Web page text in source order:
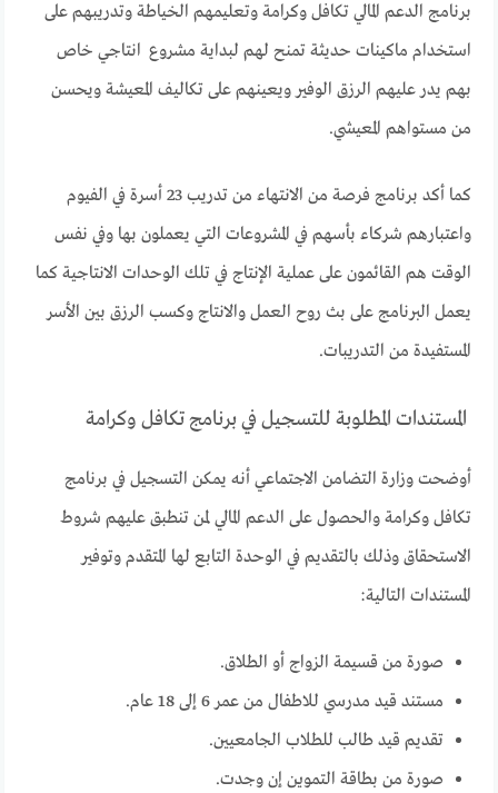
برنامج الدعم المالي تكافل وكرامة وتعليمهم الخياطة وتدريبهم على
استخدام ماكينات حديثة تمنح لهم لبداية مشروع انتاجي خاص
بهم يدر عليهم الرزق الوفير ويعينهم على تكاليف المعيشة ويحسن
من مستواهم المعيشي.
كما أكد برنامج فرصة من الانتهاء من تدريب 23 أسرة في الفيوم
واعتبارهم شركاء بأسهم في المشروعات التي يعملون بها وفي نفس
الوقت هم القائمون على عملية الإنتاج في تلك الوحدات الانتاجية كما
يعمل البرنامج على بث روح العمل والانتاج وكسب الرزق بين الأسر
المستفيدة من التدريبات.
المستندات المطلوبة للتسجيل في برنامج تكافل وكرامة
أوضحت وزارة التضامن الاجتماعي أنه يمكن التسجيل في برنامج
تكافل وكرامة والحصول على الدعم المالي لمن تنطبق عليهم شروط
الاستحقاق وذلك بالتقديم في الوحدة التابع لها المتقدم وتوفير
المستندات التالية:
صورة من قسيمة الزواج أو الطلاق.
مستند قيد مدرسي للاطفال من عمر 6 إلى 18 عام.
تقديم قيد طالب للطلاب الجامعيين.
صورة من بطاقة التموين إن وجدت.